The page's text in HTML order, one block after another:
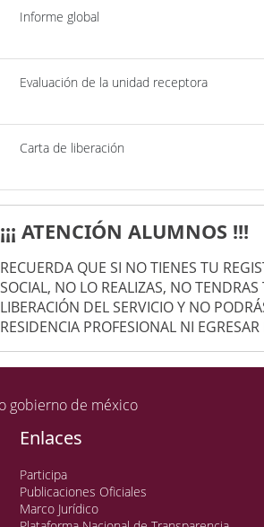
Informe global
Evaluación de la unidad receptora
Carta de liberación
¡¡¡ ATENCIÓN ALUMNOS !!!
RECUERDA QUE SI NO TIENES TU
SOCIAL, NO LO REALIZAS, NO TENDRAS
LIBERACIÓN DEL SERVICIO Y NO
RESIDENCIA PROFESIONAL NI
Enlaces
Participa
Publicaciones Oficiales
Marco Jurídico